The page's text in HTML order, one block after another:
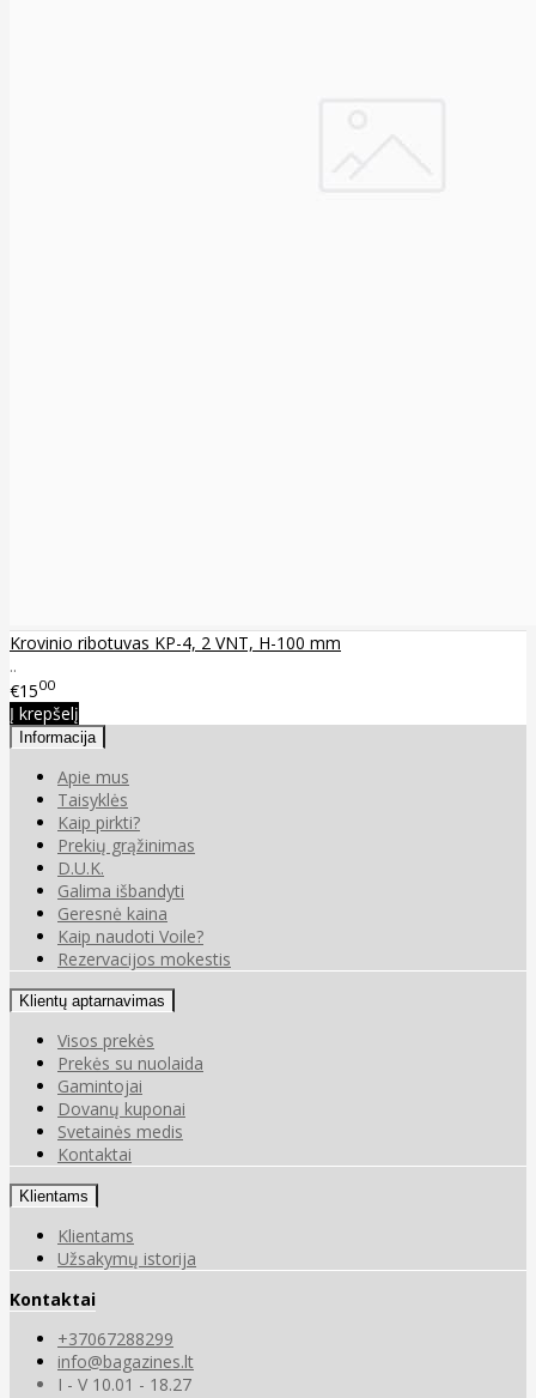
Krovinio ribotuvas KP-4, 2 VNT, H-100 mm
..
€1500
Į krepšelį
Informacija
Apie mus
Taisyklės
Kaip pirkti?
Prekių grąžinimas
D.U.K.
Galima išbandyti
Geresnė kaina
Kaip naudoti Voile?
Rezervacijos mokestis
Klientų aptarnavimas
Visos prekės
Prekės su nuolaida
Gamintojai
Dovanų kuponai
Svetainės medis
Kontaktai
Klientams
Klientams
Užsakymų istorija
Kontaktai
+37067288299
info@bagazines.lt
I - V 10.01 - 18.27